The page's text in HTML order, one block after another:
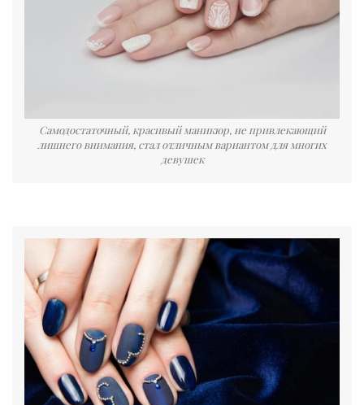
Самодостаточный, красивый маникюр, не привлекающий
лишнего внимания, стал отличным вариантом для многих
девушек